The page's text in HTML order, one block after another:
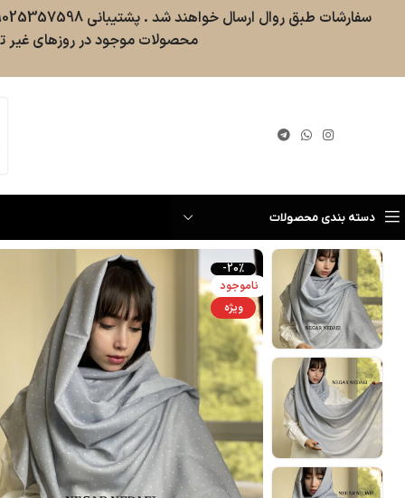
دسته بندی محصولات
-20%
ناموجود
ویژه
محصولات موجود در روزهای غیر